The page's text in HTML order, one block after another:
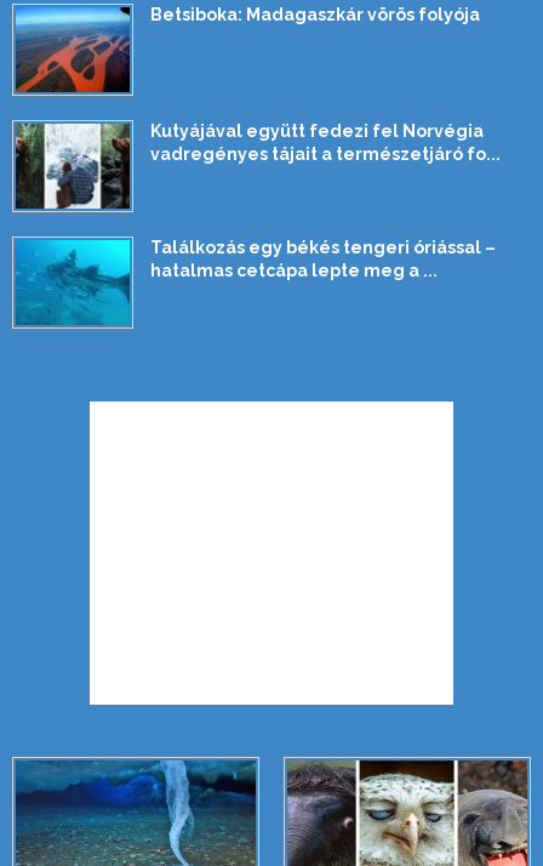
Betsiboka: Madagaszkár vörös folyója
Kutyájával együtt fedezi fel Norvégia
vadregényes tájait a természetjáró fo...
Találkozás egy békés tengeri óriással –
hatalmas cetcápa lepte meg a ...